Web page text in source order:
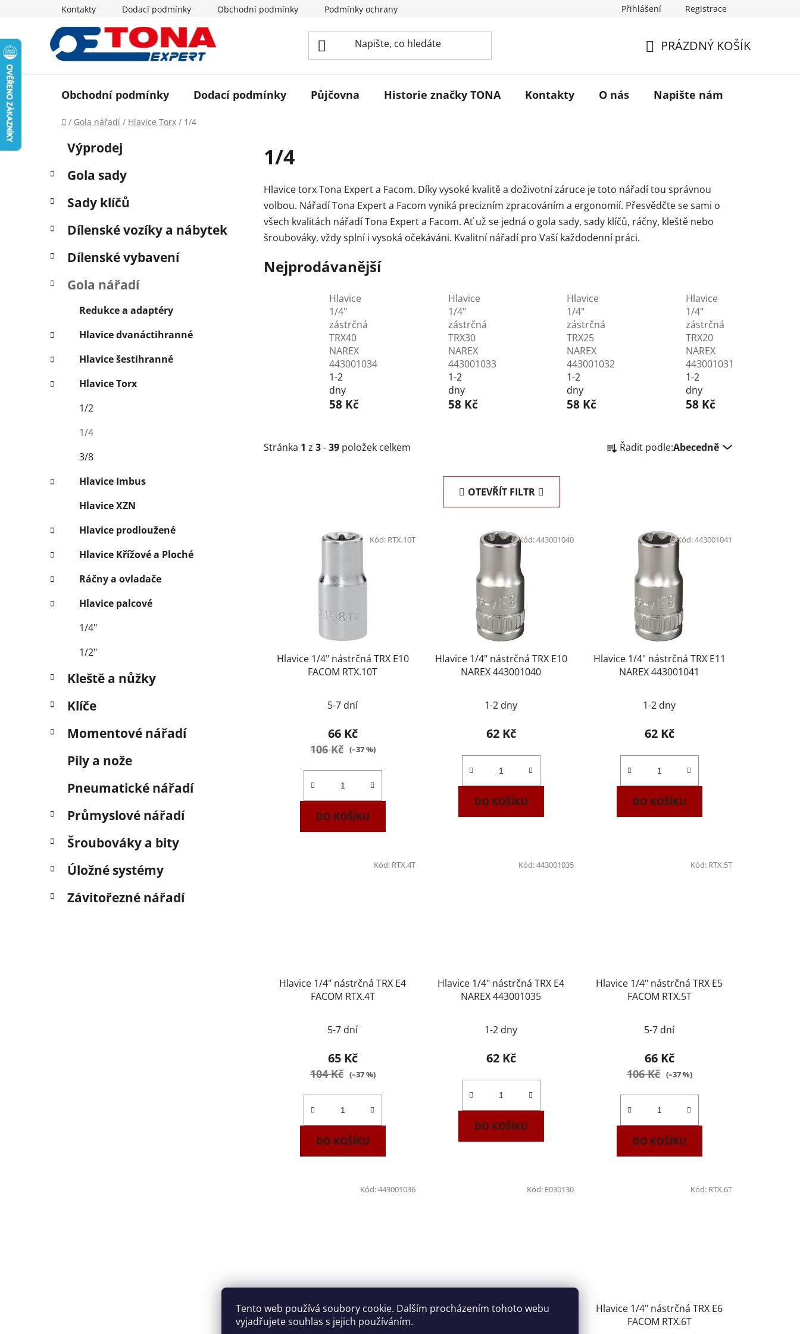
Tento web používá soubory cookie. Dalším procházením tohoto webu
vyjadřujete souhlas s jejich používáním.
Kontakty Dodací podmínky Obchodní podmínky Podmínky ochrany osobních údajů Historie značky TONA
Přihlášení Registrace
KOŠÍK
PRÁZDNÝ KOŠÍK
Obchodní podmínky Dodací podmínky Půjčovna Historie značky TONA Kontakty O nás Napište nám
Domů
/ Gola nářadí / Hlavice Torx / 1/4
s
r
n
n
í
p
l
Přeskočit
kategorie
e
o
i
Výprodej
Gola sady
Sady klíčů
Dílenské vozíky a nábytek
Dílenské vybavení
Gola nářadí
Redukce a adaptéry
Hlavice dvanáctihranné
Hlavice šestihranné
Hlavice Torx
1/2
1/4
3/8
Hlavice Imbus
Hlavice XZN
Hlavice prodloužené
Hlavice Křížové a Ploché
Ráčny a ovladače
Hlavice palcové
1/4"
1/2"
Kleště a nůžky
Klíče
Momentové nářadí
Pily a nože
Pneumatické nářadí
Průmyslové nářadí
Šroubováky a bity
Úložné systémy
Závitořezné nářadí
1/4
Hlavice torx Tona Expert a Facom. Díky vysoké kvalitě a doživotní záruce je toto nářadí tou správnou
volbou. Nářadí Tona Expert a Facom vyniká precizním zpracováním a ergonomií. Přesvědčte se sami o
všech kvalitách nářadí Tona Expert a Facom. Ať už se jedná o gola sady, sady klíčů, ráčny, kleště nebo
šroubováky, vždy splní i vysoká očekáváni. Kvalitní nářadí pro Vaší každodenní práci.
Nejprodávanější
Hlavice
1/4"
zástrčná
TRX40
NAREX
443001034
1-2
dny
58 Kč
Hlavice
1/4"
zástrčná
TRX30
NAREX
443001033
1-2
dny
58 Kč
Hlavice
1/4"
zástrčná
TRX25
NAREX
443001032
1-2
dny
58 Kč
Hlavice
1/4"
zástrčná
TRX20
NAREX
443001031
1-2
dny
58 Kč
Stránka 1 z 3-39 položek celkem a Řadit podle:Abecedně
OTEVŘÍT FILTR
Hlavice 1/4" nástrčná TRX E10
FACOM RTX.10T
5-7 dní
66 Kč
106 Kč (–37 %)
DO KOŠÍKU
Kód: RTX.10T
Hlavice 1/4" nástrčná TRX E10
NAREX 443001040
1-2 dny
62 Kč
DO KOŠÍKU
Kód:443001040
Hlavice 1/4" nástrčná TRX E11
NAREX 443001041
1-2 dny
62 Kč
DO KOŠÍKU
Kód:443001041
Hlavice 1/4" nástrčná TRX E4
FACOM RTX.4T
5-7 dní
65 Kč
104 Kč (–37 %)
DO KOŠÍKU
Kód: RTX.4T
Hlavice 1/4" nástrčná TRX E4
NAREX 443001035
1-2 dny
62 Kč
DO KOŠÍKU
Kód:443001035
Hlavice 1/4" nástrčná TRX E5
FACOM RTX.5T
5-7 dní
66 Kč
106 Kč (–37 %)
DO KOŠÍKU
Kód: RTX.5T
Hlavice 1/4" nástrčná TRX E5
NAREX 443001036
Kód:443001036
Hlavice 1/4" nástrčná TRX E5
Kód: E030130
Hlavice 1/4" nástrčná TRX E6
FACOM RTX.6T
Kód: RTX.6T